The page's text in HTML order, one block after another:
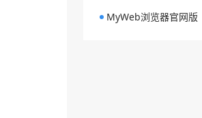
MyWeb浏览器官网版